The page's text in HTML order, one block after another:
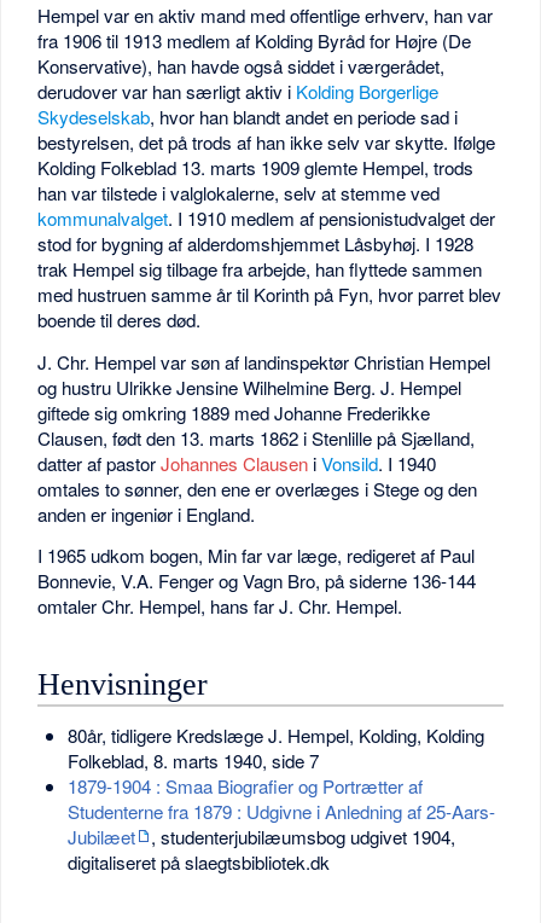
Hempel var en aktiv mand med offentlige erhverv, han var
fra 1906 til 1913 medlem af Kolding Byråd for Højre (De
Konservative), han havde også siddet i værgerådet,
derudover var han særligt aktiv i Kolding Borgerlige
Skydeselskab, hvor han blandt andet en periode sad i
bestyrelsen, det på trods af han ikke selv var skytte. Ifølge
Kolding Folkeblad 13. marts 1909 glemte Hempel, trods
han var tilstede i valglokalerne, selv at stemme ved
kommunalvalget. I 1910 medlem af pensionistudvalget der
stod for bygning af alderdomshjemmet Låsbyhøj. I 1928
trak Hempel sig tilbage fra arbejde, han flyttede sammen
med hustruen samme år til Korinth på Fyn, hvor parret blev
boende til deres død.
J. Chr. Hempel var søn af landinspektør Christian Hempel
og hustru Ulrikke Jensine Wilhelmine Berg. J. Hempel
giftede sig omkring 1889 med Johanne Frederikke
Clausen, født den 13. marts 1862 i Stenlille på Sjælland,
datter af pastorJohannes Clausen iVonsild. I 1940
omtales to sønner, den ene er overlæges i Stege og den
anden er ingeniør i England.
I 1965 udkom bogen, Min far var læge, redigeret af Paul
Bonnevie, V.A. Fenger og Vagn Bro, på siderne 136-144
omtaler Chr. Hempel, hans far J. Chr. Hempel.
Henvisninger
80år, tidligere Kredslæge J. Hempel, Kolding, Kolding
Folkeblad, 8. marts 1940, side 7
1879-1904 : Smaa Biografier og Portrætter af
Studenterne fra 1879 : Udgivne i Anledning af 25-Aars-
Jubilæet
, studenterjubilæumsbog udgivet 1904,
digitaliseret på slaegtsbibliotek.dk